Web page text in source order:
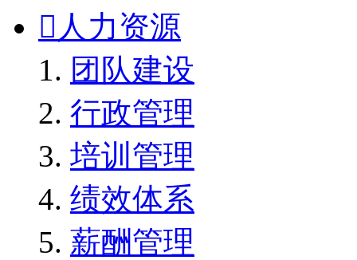
 人力资源
团队建设
行政管理
培训管理
绩效体系
薪酬管理